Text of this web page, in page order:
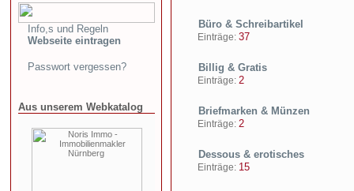
Info,s und Regeln
Webseite eintragen
Passwort vergessen?
Aus unserem Webkatalog
Büro & Schreibartikel
Einträge: 37
Billig & Gratis
Einträge: 2
Briefmarken & Münzen
Einträge: 2
Dessous & erotisches
Einträge: 15